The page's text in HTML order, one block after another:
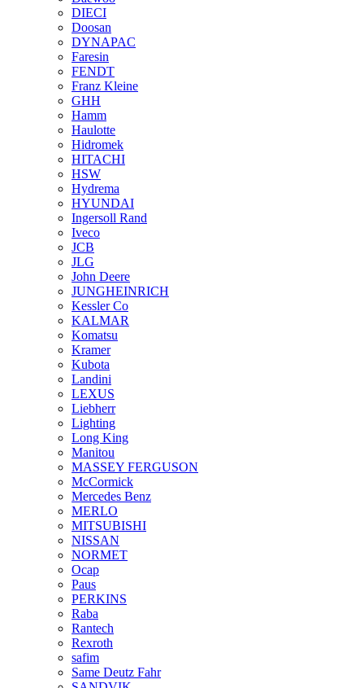
DIECI
Doosan
DYNAPAC
Faresin
FENDT
Franz Kleine
GHH
Hamm
Haulotte
Hidromek
HITACHI
HSW
Hydrema
HYUNDAI
Ingersoll Rand
Iveco
JCB
JLG
John Deere
JUNGHEINRICH
Kessler Co
KALMAR
Komatsu
Kramer
Kubota
Landini
LEXUS
Liebherr
Lighting
Long King
Manitou
MASSEY FERGUSON
McCormick
Mercedes Benz
MERLO
MITSUBISHI
NISSAN
NORMET
Ocap
Paus
PERKINS
Raba
Rantech
Rexroth
safim
Same Deutz Fahr